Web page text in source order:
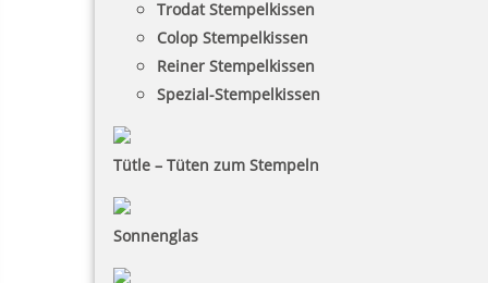
Trodat Stempelkissen
Colop Stempelkissen
Reiner Stempelkissen
Spezial-Stempelkissen
Tütle – Tüten zum Stempeln
Sonnenglas